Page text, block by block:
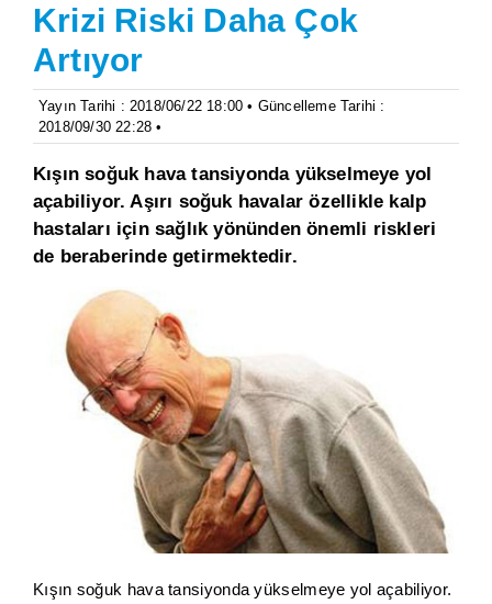
Krizi Riski Daha Çok
Artıyor
Yayın Tarihi : 2018/06/22 18:00 • Güncelleme Tarihi :
2018/09/30 22:28 •
Kışın soğuk hava tansiyonda yükselmeye yol
açabiliyor. Aşırı soğuk havalar özellikle kalp
hastaları için sağlık yönünden önemli riskleri
de beraberinde getirmektedir.
Kışın soğuk hava tansiyonda yükselmeye yol açabiliyor.